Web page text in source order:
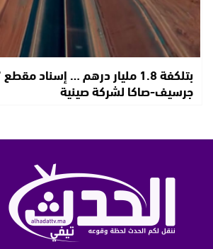
بتلكفة 1.8 مليار درهم … إسناد
جرسيف-صاكا لشركة صينية